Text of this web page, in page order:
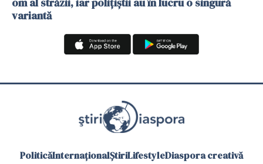
variantă
PoliticăInternaționalȘtiriLifestyleDiaspora creativă